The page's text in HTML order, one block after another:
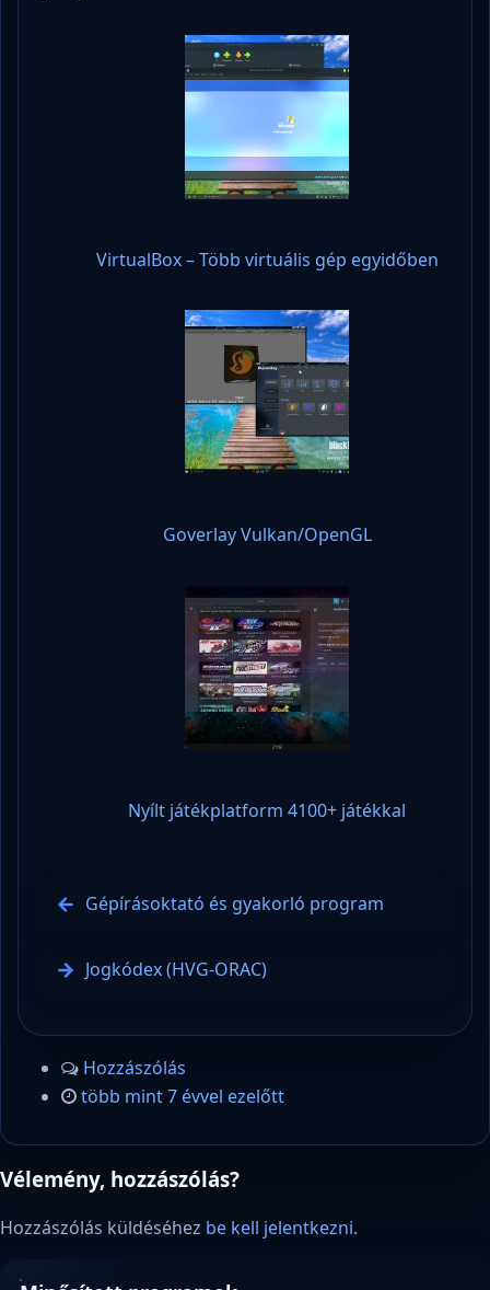
VirtualBox – Több virtuális gép egyidőben
Goverlay Vulkan/OpenGL
Nyílt játékplatform 4100+ játékkal
Gépírásoktató és gyakorló program
Jogkódex (HVG-ORAC)
Hozzászólás
több mint 7 évvel ezelőtt
Vélemény, hozzászólás?
Hozzászólás küldéséhez be kell jelentkezni.